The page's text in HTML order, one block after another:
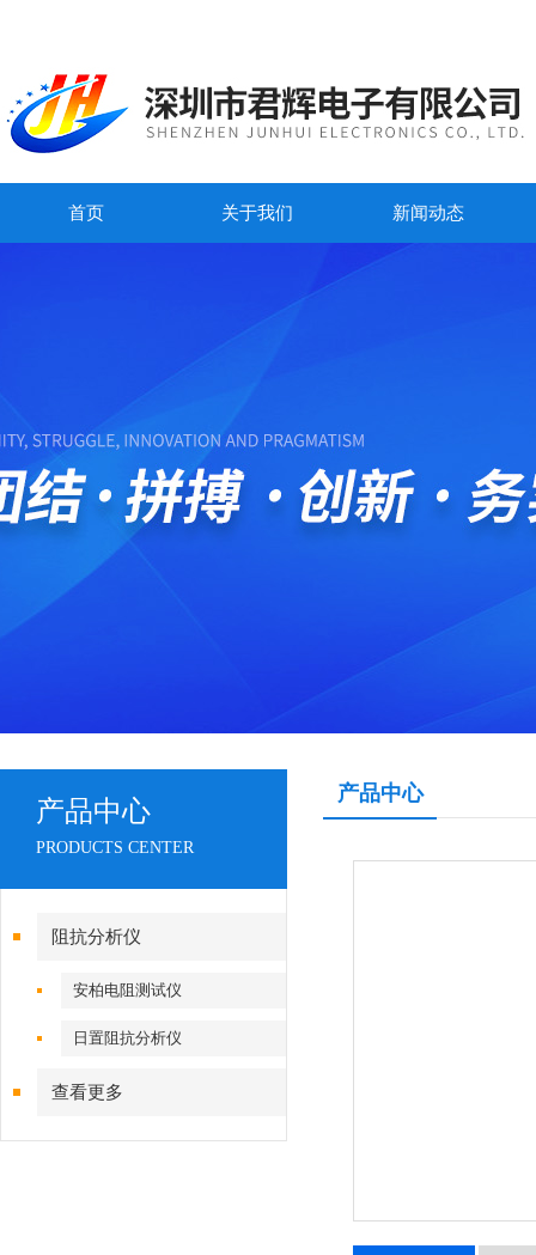
首页 关于我们 新闻动态
产品中心
PRODUCTS CENTER
阻抗分析仪
安柏电阻测试仪
日置阻抗分析仪
查看更多
产品中心